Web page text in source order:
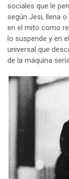
sociales que le
según Jesi, llena
en el mito como
lo suspende y en
universal que
de la máquina